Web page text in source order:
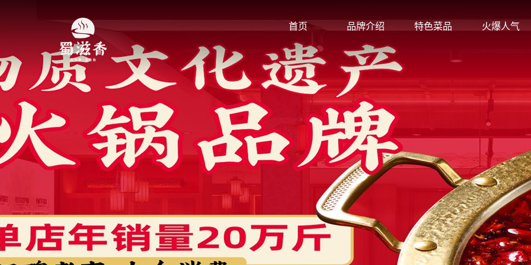
首页 品牌介绍 特色菜品 火爆人气